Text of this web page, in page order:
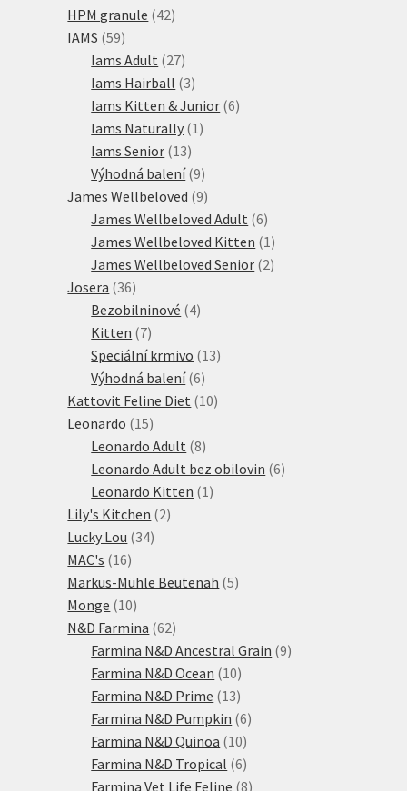
HPM granule 4242
IAMS 5959
produktů
Iams Adult 2727
produktů
Iams Hairball 33
produkty
Iams Kitten & Junior 66
Iams Naturally 1 1
Iams Senior 1313
produktů
Výhodná balení 99
produktů
James Wellbeloved 99
produktů
James Wellbeloved Adult 66
produktů
James Wellbeloved Kitten 1 1
produkt
James Wellbeloved Senior 22
Josera 3636
produktů
Bezobilninové 44
Kitten 77
produktů
Speciální krmivo 1313
Výhodná balení 66
produktů
Kattovit Feline Diet 1010
Leonardo 1515
produktů
Leonardo Adult 88
produktů
Leonardo Adult bez obilovin 66
Leonardo Kitten 1 1
Lily's Kitchen 22
Lucky Lou 3434
MAC's 1616
produktů
Markus-Mühle Beutenah 55
Monge 1010
produktů
N&D Farmina 6262
produktů
Farmina N&D Ancestral Grain 99
Farmina N&D Ocean 1010
produktů
Farmina N&D Prime 1313
produktů
Farmina N&D Pumpkin 66
Farmina N&D Quinoa 1010
produktů
Farmina N&D Tropical 66
produktů
Farmina Vet Life Feline 88